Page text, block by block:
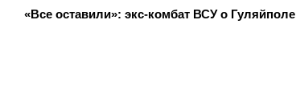
«Все оставили»: экс-комбат ВСУ о Гуляйполе